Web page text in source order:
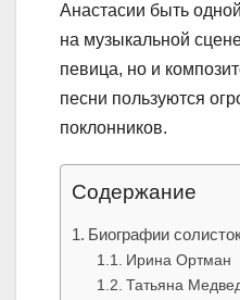
Анастасии быть
на музыкальной
певица, но и
песни пользуются
поклонников.
Содержание
Биографии
Ирина Ортман
Татьяна